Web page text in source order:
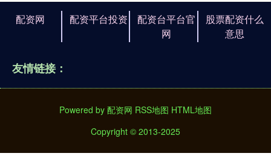
配资网 配资平台投资
配资台平台官
网
股票配资什么
意思
友情链接：
Powered by 配资网 RSS地图 HTML地图
Copyright © 2013-2025